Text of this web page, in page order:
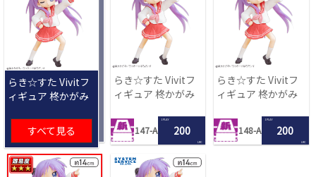
らき☆すた Vivitフ
ィギュア 柊かがみ
すべて見る
らき☆すた Vivitフ
ィギュア 柊かがみ
147-A
1 PLAY
200
LRC
らき☆すた Vivitフ
ィギュア 柊かがみ
148-A
1 PLAY
200
LRC